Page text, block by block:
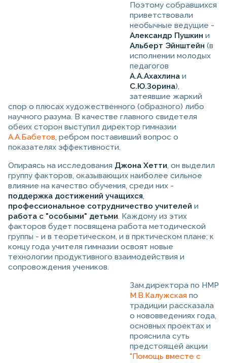
Поэтому собравшихся
приветствовали
необычные ведущие -
Александр Пушкин и
Альберт Эйнштейн (в
исполнении молодых
педагогов
А.А.Ахахлина и
С.Ю.Зорина),
затеявшие жаркий
спор о плюсах художественного (образного) либо
научного разума. В качестве главного свидетеля
обеих сторон выступил директор гимназии
А.А.Бабетов, ребром поставивший вопрос о
показателях эффективности.
Опираясь на исследования Джона Хетти, он выделил
группу факторов, оказывающих наиболее сильное
влияние на качество обучения, среди них -
поддержка достижений учащихся,
профессиональное сотрудничество учителей и
работа с "особыми" детьми. Каждому из этих
факторов будет посвящена работа методической
группы - и в теоретическом, и в прктическом плане; к
концу года учителя гимназии освоят новые
технологии продуктивного взаимодействия и
сопровождения учеников.
Зам.директора по НМР
М.В.Калужская по
традиции рассказала
о нововведениях года,
основных проектах и
прояснила суть
предстоящей акции
"Помощь вместе с